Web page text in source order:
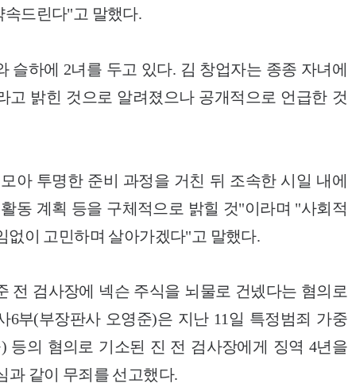
속드린다"고 말했다.
슬하에 2녀를 두고 있다. 김 창업자는 종종 자녀에
고 밝힌 것으로 알려졌으나 공개적으로 언급한 것
아 투명한 준비 과정을 거친 뒤 조속한 시일 내에
동 계획 등을 구체적으로 밝힐 것"이라며 "사회적
없이 고민하며 살아가겠다"고 말했다.
전 검사장에 넥슨 주식을 뇌물로 건넸다는 혐의로
6부(부장판사 오영준)은 지난 11일 특정범죄 가중
등의 혐의로 기소된 진 전 검사장에게 징역 4년을
과 같이 무죄를 선고했다.